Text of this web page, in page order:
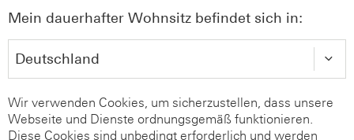
Mein dauerhafter Wohnsitz befindet sich in:
Wir verwenden Cookies, um sicherzustellen, dass unsere
Webseite und Dienste ordnungsgemäß funktionieren.
Diese Cookies sind unbedingt erforderlich und werden